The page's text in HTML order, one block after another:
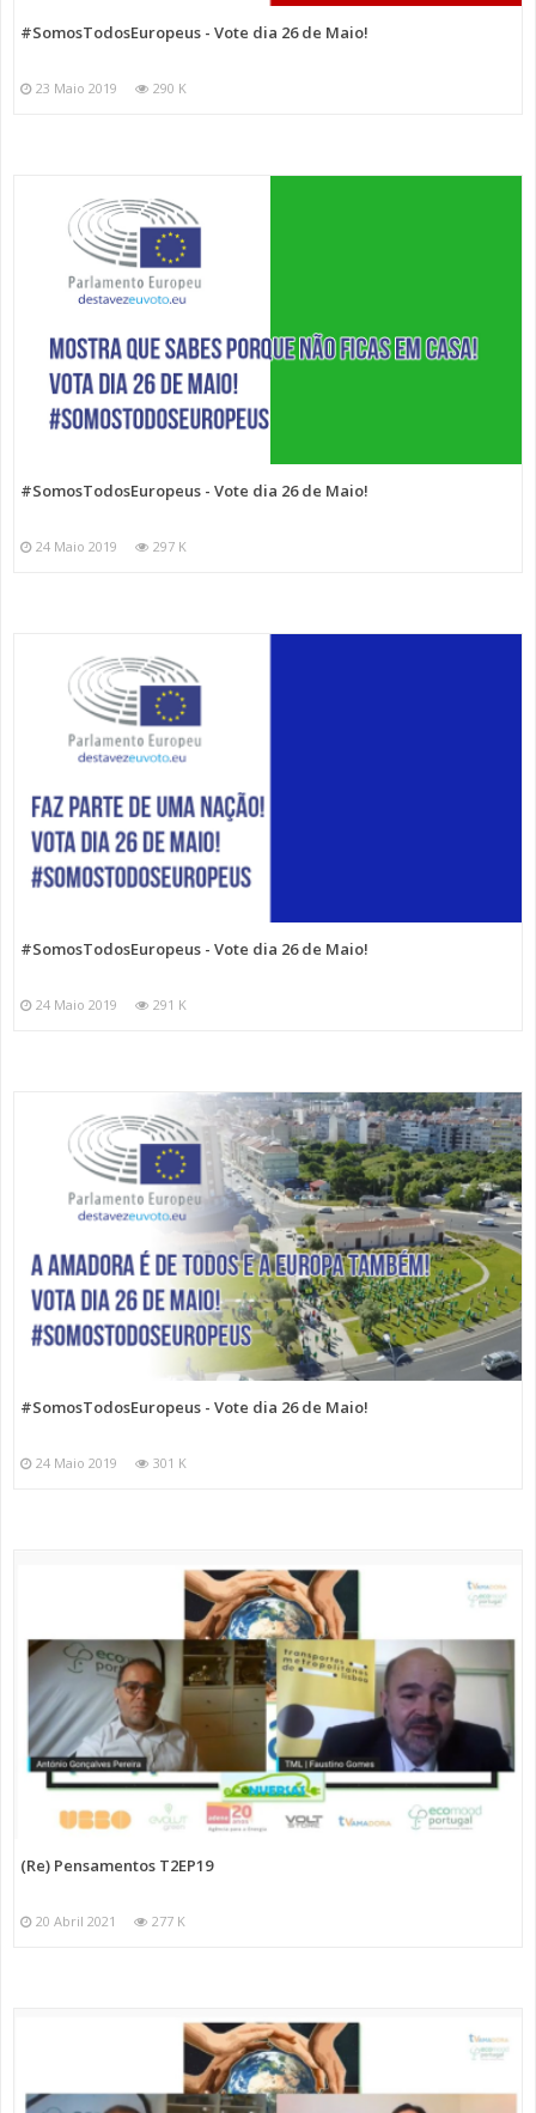
#SomosTodosEuropeus - Vote dia 26 de Maio!
23 Maio 2019 290 K
#SomosTodosEuropeus - Vote dia 26 de Maio!
24 Maio 2019 297 K
#SomosTodosEuropeus - Vote dia 26 de Maio!
24 Maio 2019 291 K
#SomosTodosEuropeus - Vote dia 26 de Maio!
24 Maio 2019 301 K
(Re) Pensamentos T2EP19
20 Abril 2021 277 K